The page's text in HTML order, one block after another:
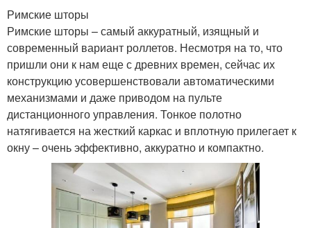
Римские шторы
Римские шторы – самый аккуратный, изящный и
современный вариант роллетов. Несмотря на то, что
пришли они к нам еще с древних времен, сейчас их
конструкцию усовершенствовали автоматическими
механизмами и даже приводом на пульте
дистанционного управления. Тонкое полотно
натягивается на жесткий каркас и вплотную прилегает к
окну – очень эффективно, аккуратно и компактно.